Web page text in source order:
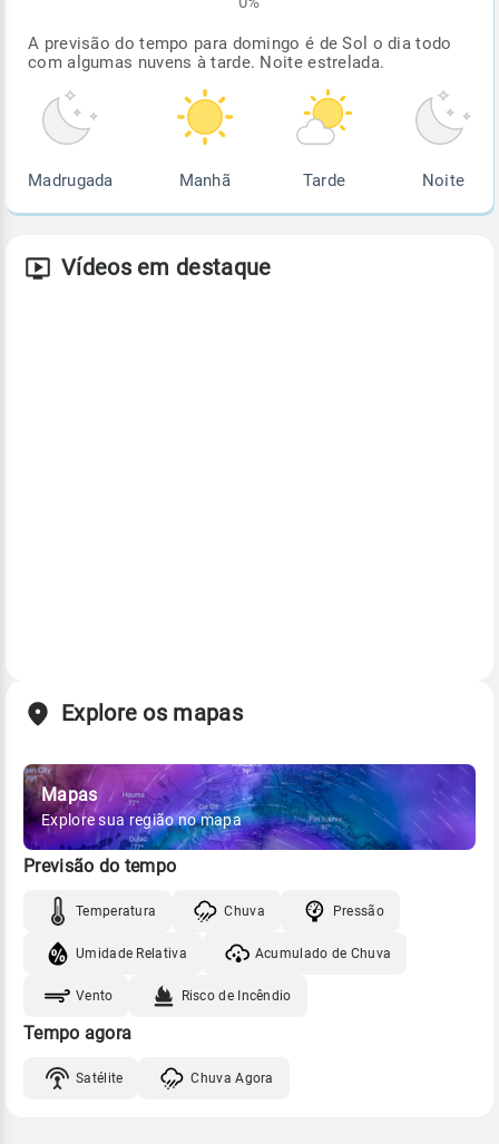
A previsão do tempo para domingo é de Sol o dia todo
com algumas nuvens à tarde. Noite estrelada.
Madrugada Manhã Tarde Noite
Vídeos em destaque
Explore os mapas
Mapas
Explore sua região no mapa
Previsão do tempo
Temperatura Chuva Pressão
Umidade Relativa Acumulado de Chuva
Vento Risco de Incêndio
Tempo agora
Satélite Chuva Agora